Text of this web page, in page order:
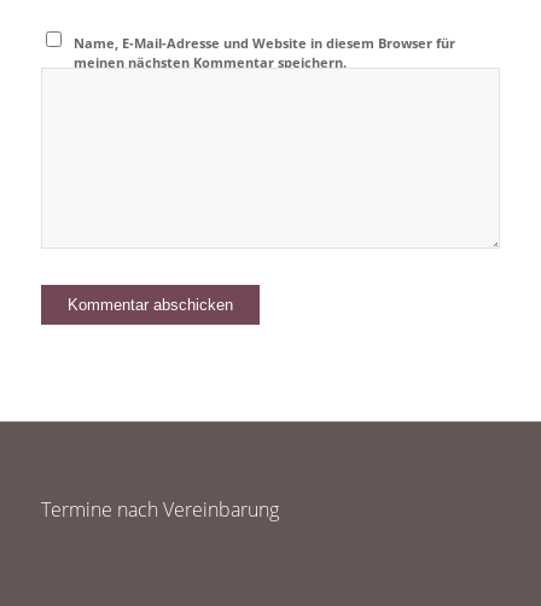
Name, E-Mail-Adresse und Website in diesem Browser für
meinen nächsten Kommentar speichern.
Termine nach Vereinbarung